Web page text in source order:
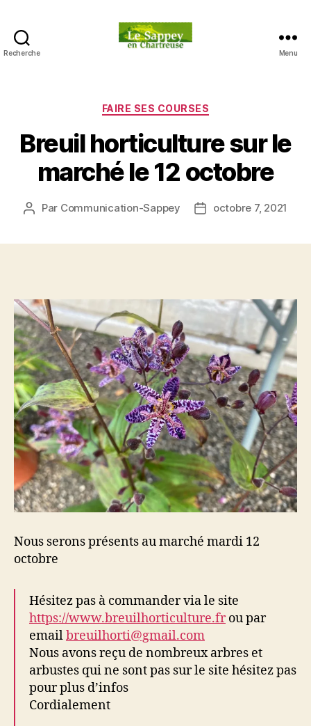
Recherche
en
Chartreuse
Menu
Catégories
FAIRE SES COURSES
Breuil horticulture sur le
marché le 12 octobre
Auteur
Par Communication-Sappey
Dateoctobre 7, 2021
Nous serons présents au marché mardi 12
octobre
Hésitez pas à commander via le site
https://www.breuilhorticulture.frou par
emailbreuilhorti@gmail.com
Nous avons reçu de nombreux arbres et
arbustes qui ne sont pas sur le site hésitez pas
pour plus d’infos
Cordialement